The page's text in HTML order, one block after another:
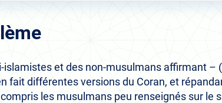
et des non-musulmans affirmant –
fait différentes versions du Coran, et
les musulmans peu renseignés sur le